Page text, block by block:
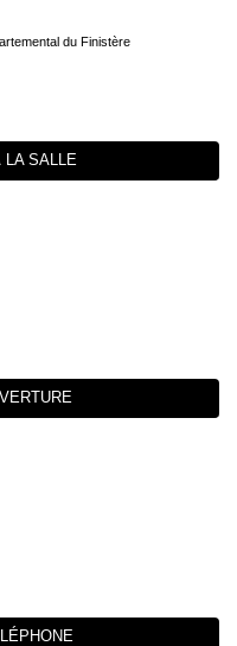
du Finistère
LA SALLE